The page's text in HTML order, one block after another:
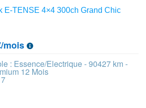
E-TENSE 4×4 300ch Grand Chic
mois
: Essence/Electrique - 90427 km -
12 Mois